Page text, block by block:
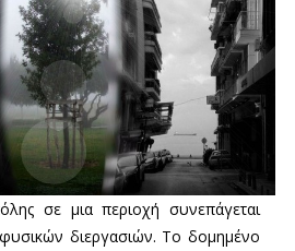
σε μια περιοχή συνεπάγεται
διεργασιών. Το δομημένο